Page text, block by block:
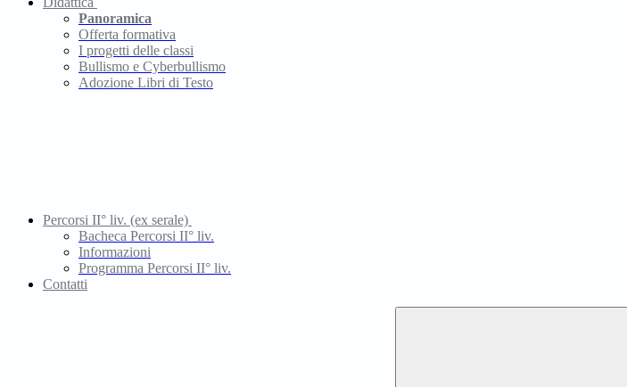
Panoramica
Offerta formativa
I progetti delle classi
Bullismo e Cyberbullismo
Adozione Libri di Testo
Percorsi II° liv. (ex serale)
Bacheca Percorsi II° liv.
Informazioni
Programma Percorsi II° liv.
Contatti